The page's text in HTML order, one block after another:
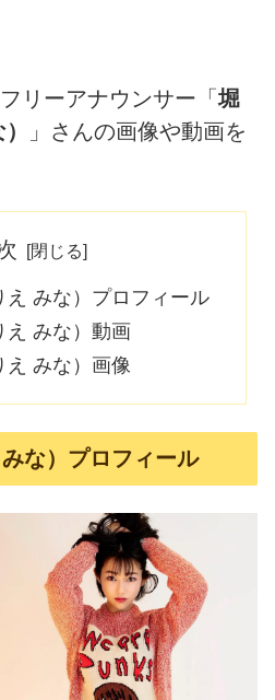
リーアナウンサー「堀
」さんの画像や動画を
え みな）プロフィール
え みな）動画
え みな）画像
な）プロフィール